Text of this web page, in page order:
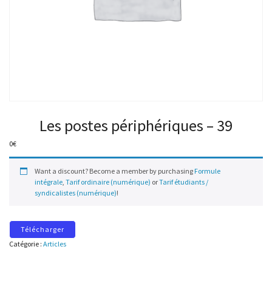
Les postes périphériques – 39
0€
Want a discount? Become a member by purchasing Formule
intégrale, Tarif ordinaire (numérique) orTarif étudiants /
syndicalistes (numérique)!
Télécharger
Catégorie : Articles